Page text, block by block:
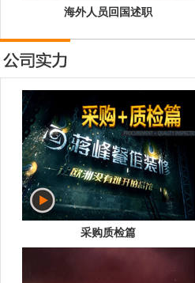
海外人员回国述职
采购质检篇